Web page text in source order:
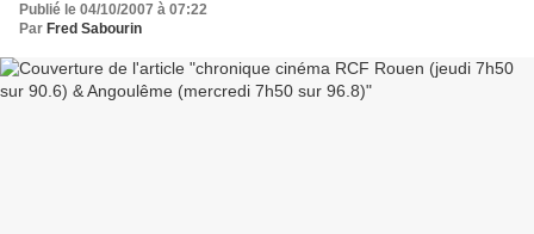
Publié le 04/10/2007 à 07:22
Par Fred Sabourin